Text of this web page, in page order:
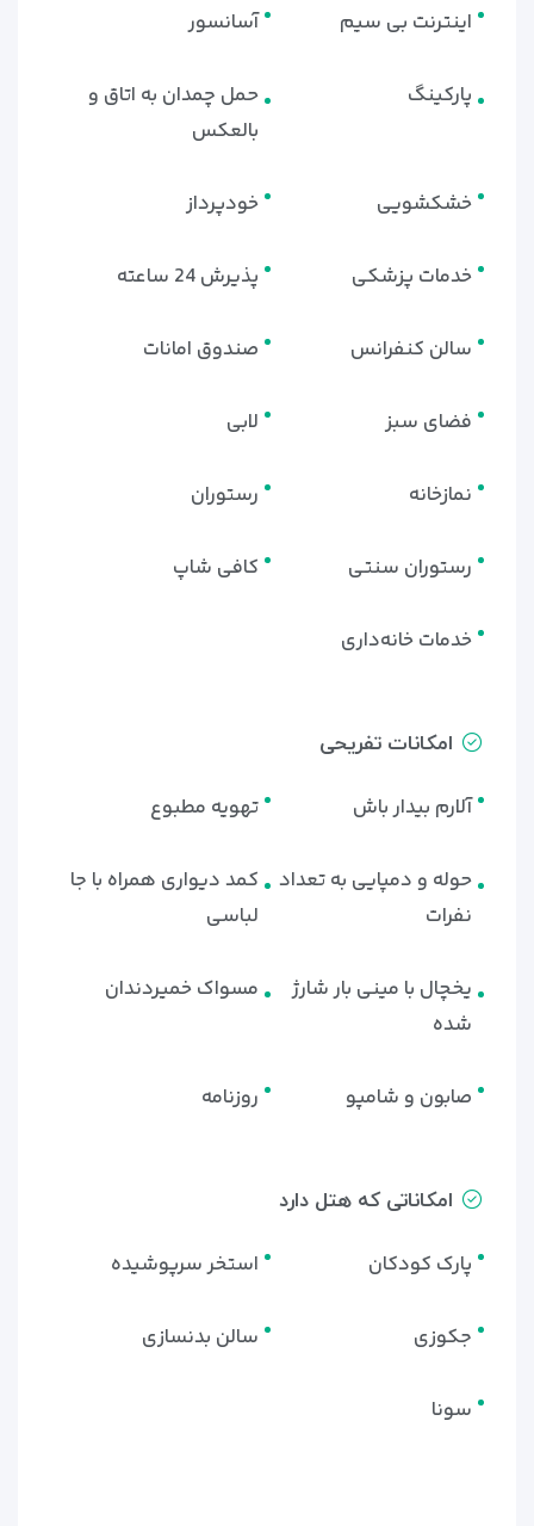
اینترنت بی سیم آسانسور
پارکینگ
حمل چمدان به اتاق و
بالعکس
خشکشویی خودپرداز
خدمات پزشکی پذیرش 24 ساعته
سالن کنفرانس صندوق امانات
فضای سبز لابی
نمازخانه رستوران
رستوران سنتی کافی شاپ
خدمات خانه‌داری
امکانات تفریحی
آلارم بیدار باش تهویه مطبوع
حوله و دمپایی به تعداد
نفرات
کمد دیواری همراه با جا
لباسی
یخچال با مینی بار شارژ
شده
مسواک خمیردندان
صابون و شامپو روزنامه
امکاناتی که هتل دارد
پارک کودکان استخر سرپوشیده
جکوزی سالن بدنسازی
سونا